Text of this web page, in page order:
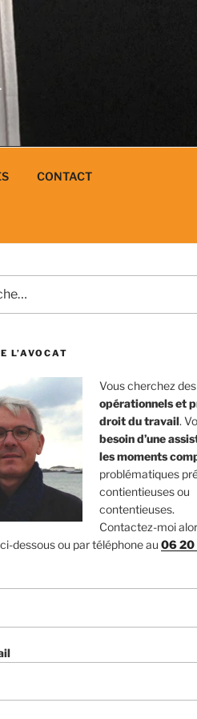
CONTACT
L’AVOCAT
Vous cherchez des
opérationnels et
droit du travail.
besoin d’une
les moments
problématiques
contientieuses ou
contentieuses.
Contactez-moi
dessous ou par téléphone au 06 20